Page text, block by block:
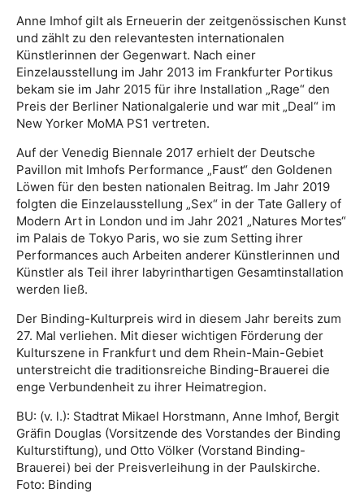
Anne Imhof gilt als Erneuerin der zeitgenössischen Kunst
und zählt zu den relevantesten internationalen
Künstlerinnen der Gegenwart. Nach einer
Einzelausstellung im Jahr 2013 im Frankfurter Portikus
bekam sie im Jahr 2015 für ihre Installation „Rage“ den
Preis der Berliner Nationalgalerie und war mit „Deal“ im
New Yorker MoMA PS1 vertreten.
Auf der Venedig Biennale 2017 erhielt der Deutsche
Pavillon mit Imhofs Performance „Faust“ den Goldenen
Löwen für den besten nationalen Beitrag. Im Jahr 2019
folgten die Einzelausstellung „Sex“ in der Tate Gallery of
Modern Art in London und im Jahr 2021 „Natures Mortes“
im Palais de Tokyo Paris, wo sie zum Setting ihrer
Performances auch Arbeiten anderer Künstlerinnen und
Künstler als Teil ihrer labyrinthartigen Gesamtinstallation
werden ließ.
Der Binding-Kulturpreis wird in diesem Jahr bereits zum
27. Mal verliehen. Mit dieser wichtigen Förderung der
Kulturszene in Frankfurt und dem Rhein-Main-Gebiet
unterstreicht die traditionsreiche Binding-Brauerei die
enge Verbundenheit zu ihrer Heimatregion.
BU: (v. l.): Stadtrat Mikael Horstmann, Anne Imhof, Bergit
Gräfin Douglas (Vorsitzende des Vorstandes der Binding
Kulturstiftung), und Otto Völker (Vorstand Binding-
Brauerei) bei der Preisverleihung in der Paulskirche.
Foto: Binding